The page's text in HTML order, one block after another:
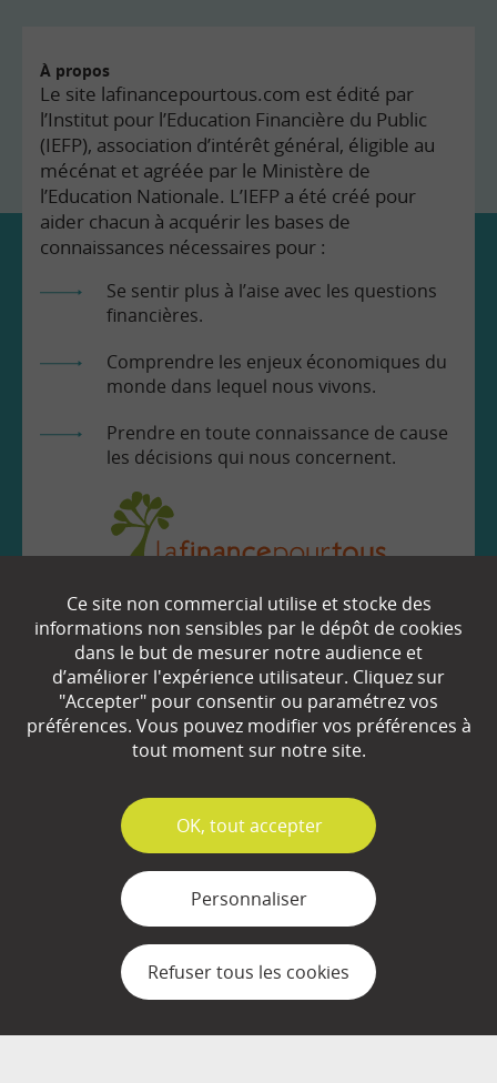
À propos
Le site lafinancepourtous.com est édité par
l’Institut pour l’Education Financière du Public
(IEFP), association d’intérêt général, éligible au
mécénat et agréée par le Ministère de
l’Education Nationale. L’IEFP a été créé pour
aider chacun à acquérir les bases de
connaissances nécessaires pour :
Se sentir plus à l’aise avec les questions
financières.
Comprendre les enjeux économiques du
monde dans lequel nous vivons.
Prendre en toute connaissance de cause
les décisions qui nous concernent.
EN SAVOIR
Qui sommes-nous ?
Partenaires
Plan du site
Mentions légales
Gestion des cookies
Ce site non commercial utilise et stocke des
informations non sensibles par le dépôt de cookies
dans le but de mesurer notre audience et
d’améliorer l'expérience utilisateur. Cliquez sur
"Accepter" pour consentir ou paramétrez vos
préférences. Vous pouvez modifier vos préférences à
tout moment sur notre site.
✓
OK, tout accepter
Personnaliser
Refuser tous les cookies